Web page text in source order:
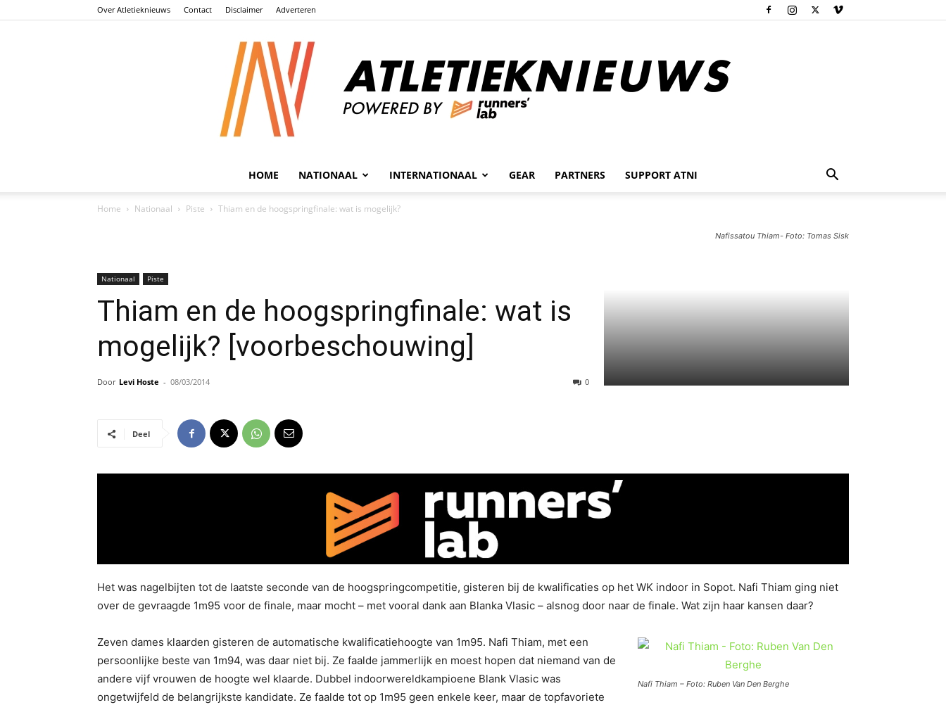
Over Atletieknieuws Contact Disclaimer Adverteren
HOME NATIONAAL INTERNATIONAAL GEAR PARTNERS SUPPORT ATNI
Home Nationaal Piste Thiam en de hoogspringfinale: wat is mogelijk?
Nafissatou Thiam- Foto: Tomas Sisk
Nationaal Piste
Thiam en de hoogspringfinale: wat is
mogelijk? [voorbeschouwing]
Door Levi Hoste - 08/03/2014 0
Deel
Het was nagelbijten tot de laatste seconde van de hoogspringcompetitie, gisteren bij de kwalificaties op het WK indoor in Sopot. Nafi Thiam ging niet
over de gevraagde 1m95 voor de finale, maar mocht – met vooral dank aan Blanka Vlasic – alsnog door naar de finale. Wat zijn haar kansen daar?
Nafi Thiam – Foto: Ruben Van Den Berghe
Zeven dames klaarden gisteren de automatische kwalificatiehoogte van 1m95. Nafi Thiam, met een
persoonlijke beste van 1m94, was daar niet bij. Ze faalde jammerlijk en moest hopen dat niemand van de
andere vijf vrouwen de hoogte wel klaarde. Dubbel indoorwereldkampioene Blank Vlasic was
ongetwijfeld de belangrijkste kandidate. Ze faalde tot op 1m95 geen enkele keer, maar de topfavoriete